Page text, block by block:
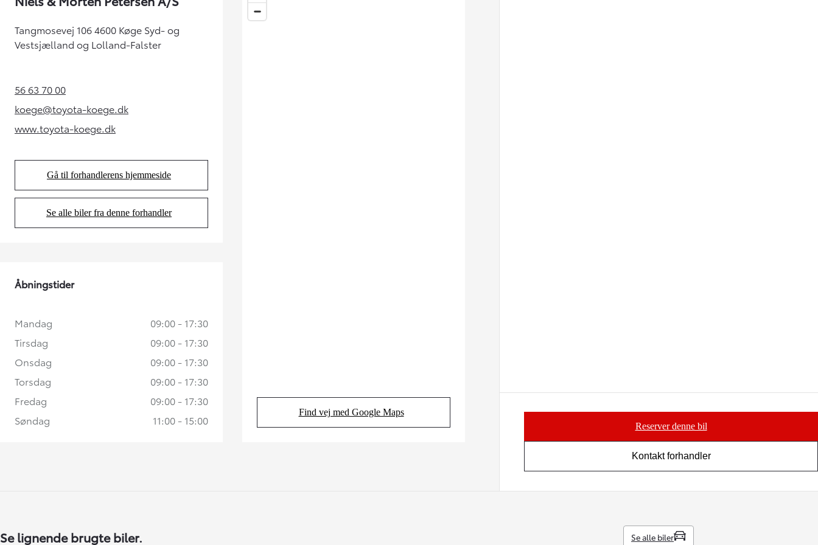
Reserver denne bil
Kontakt forhandler
Tangmosevej 106 4600 Køge Syd- og
Vestsjælland og Lolland-Falster
56 63 70 00(Opens in new tab)
koege@toyota-koege.dk
(Opens in new tab)
www.toyota-koege.dk
(Opens in new tab)
Gå til forhandlerens hjemmeside
(Opens in new tab)
Se alle biler fra denne forhandler
(Opens in new tab)
Find vej med Google Maps
(Opens in new tab)
Åbningstider
Mandag
09:00 - 17:30
Tirsdag
09:00 - 17:30
Onsdag
09:00 - 17:30
Torsdag
09:00 - 17:30
Fredag
09:00 - 17:30
Søndag
11:00 - 15:00
Se lignende brugte biler. Se alle biler